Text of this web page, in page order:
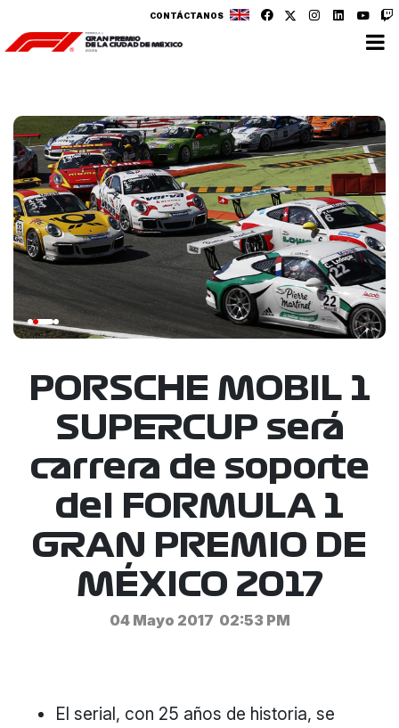
CONTÁCTANOS
PORSCHE MOBIL 1
SUPERCUP será
carrera de soporte
del FORMULA 1
GRAN PREMIO DE
MÉXICO 2017
04 Mayo 2017 02:53 PM
El serial, con 25 años de historia, se